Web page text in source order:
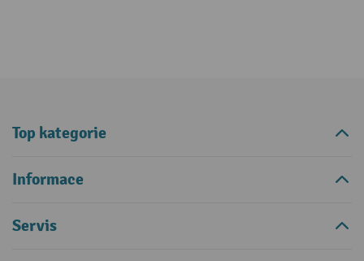
Top kategorie
Informace
Servis